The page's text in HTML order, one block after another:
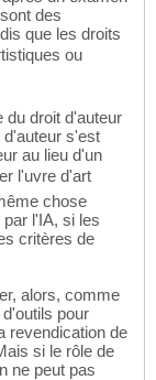
des
que les droits
ou
du droit d'auteur
d'auteur s'est
au lieu d'un
l'uvre d'art
chose
l'IA, si les
critères de
alors, comme
pour
revendication de
si le rôle de
ne peut pas